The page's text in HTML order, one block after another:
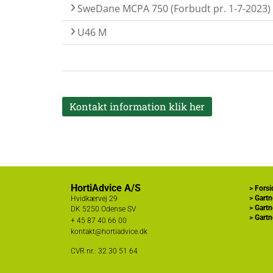
SweDane MCPA 750 (Forbudt pr. 1-7-2023)
U46 M
Kontakt information klik her
HortiAdvice A/S
Hvidkærvej 29
DK 5250 Odense SV
+ 45 87 40 66 00
kontakt@hortiadvice.dk
CVR nr.: 32 30 51 64
>
>
>
>